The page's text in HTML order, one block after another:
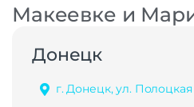
Макеевке и
Донецк
г. Донецк, ул.